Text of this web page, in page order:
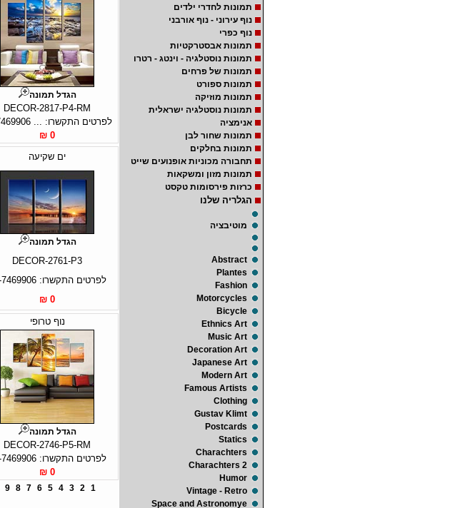
תמונות לחדרי ילדים
נוף עירוני - נוף אורבני
נוף כפרי
תמונות אבסטרקטיות
תמונות נוסטלגיה - וינטג - רטרו
תמונות של פרחים
תמונות ספורט
תמונות מוזיקה
תמונות נוסטלגיה ישראלית
אנימציה
תמונות שחור לבן
תמונות בחלקים
תחבורה מכוניות אופנועים שייט
תמונות מזון ומשקאות
כרזות פירסומות טקסט
הגלריה שלנו
מוטיבציה
Abstract
Plantes
Fashion
Motorcycles
Bicycle
Ethnics Art
Music Art
Decoration Art
Japanese Art
Modern Art
Famous Artists
Clothing
Gustav Klimt
Postcards
Statics
Charachters
Charachters 2
Humor
Vintage - Retro
Space and Astronomye
הגדל תמונה
DECOR-2817-P4-RM
לפרטים התקשרו: ... 09-7469906
0 ₪
ים שקיעה
הגדל תמונה
DECOR-2761-P3
לפרטים התקשרו: 09-7469906
0 ₪
נוף טרופי
הגדל תמונה
DECOR-2746-P5-RM
לפרטים התקשרו: 09-7469906
0 ₪
1
2
3
4
5
6
7
8
9